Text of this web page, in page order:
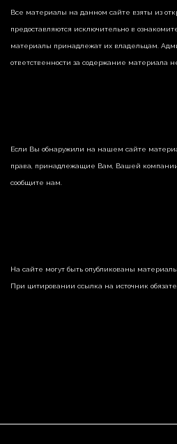
Все материалы на данном сайте взяты из
предоставляются исключительно в
материалы принадлежат их владельцам.
ответственности за содержание материала
Если Вы обнаружили на нашем сайте
права, принадлежащие Вам, Вашей компании
сообщите нам.
На сайте могут быть опубликованы материалы
При цитировании ссылка на источник